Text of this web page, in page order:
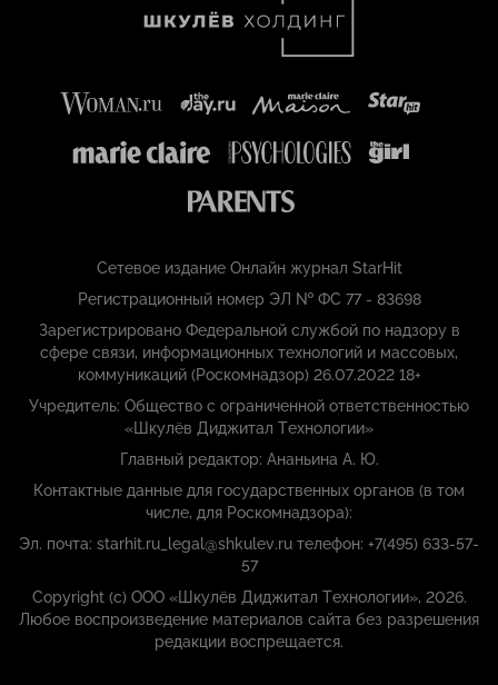
Сетевое издание Онлайн журнал StarHit
Регистрационный номер ЭЛ № ФС 77 - 83698
Зарегистрировано Федеральной службой по надзору в
сфере связи, информационных технологий и массовых,
коммуникаций (Роскомнадзор) 26.07.2022 18+
Учредитель: Общество с ограниченной ответственностью
«Шкулёв Диджитал Технологии»
Главный редактор: Ананьина А. Ю.
Контактные данные для государственных органов (в том
числе, для Роскомнадзора):
Эл. почта: starhit.ru_legal@shkulev.ru телефон: +7(495) 633-57-
57
Copyright (с) ООО «Шкулёв Диджитал Технологии», 2026.
Любое воспроизведение материалов сайта без разрешения
редакции воспрещается.